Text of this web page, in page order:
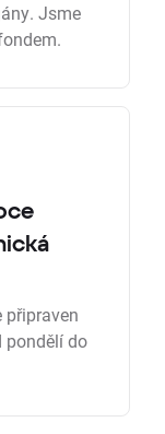
Jsme
připraven
pondělí do